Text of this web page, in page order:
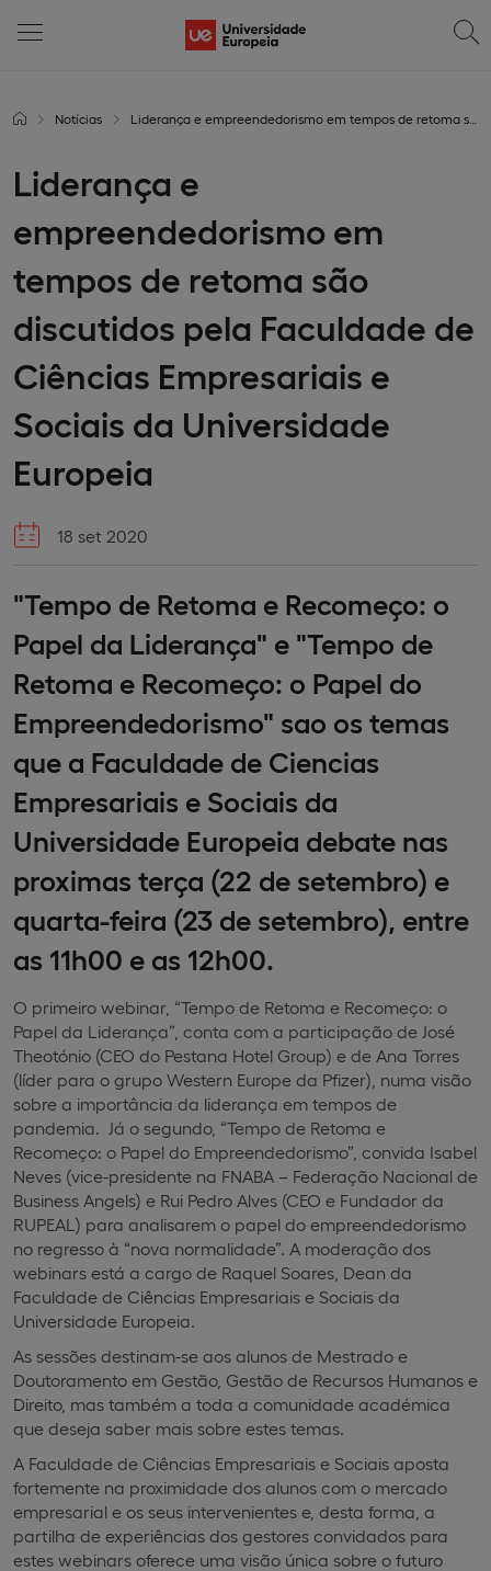
Notícias Liderança e empreendedorismo em tempos de retoma são discutidos pela Faculdade de Ciências Empresariais e Sociais da Universidade Europeia
Liderança e
empreendedorismo em
tempos de retoma são
discutidos pela Faculdade de
Ciências Empresariais e
Sociais da Universidade
Europeia
18 set 2020
"Tempo de Retoma e Recomeço: o
Papel da Liderança" e "Tempo de
Retoma e Recomeço: o Papel do
Empreendedorismo" sao os temas
que a Faculdade de Ciencias
Empresariais e Sociais da
Universidade Europeia debate nas
proximas terça (22 de setembro) e
quarta-feira (23 de setembro), entre
as 11h00 e as 12h00.
O primeiro webinar, “Tempo de Retoma e Recomeço: o
Papel da Liderança”, conta com a participação de José
Theotónio (CEO do Pestana Hotel Group) e de Ana Torres
(líder para o grupo Western Europe da Pfizer), numa visão
sobre a importância da liderança em tempos de
pandemia. Já o segundo, “Tempo de Retoma e
Recomeço: o Papel do Empreendedorismo”, convida Isabel
Neves (vice-presidente na FNABA – Federação Nacional de
Business Angels) e Rui Pedro Alves (CEO e Fundador da
RUPEAL) para analisarem o papel do empreendedorismo
no regresso à “nova normalidade”. A moderação dos
webinars está a cargo de Raquel Soares, Dean da
Faculdade de Ciências Empresariais e Sociais da
Universidade Europeia.
As sessões destinam-se aos alunos de Mestrado e
Doutoramento em Gestão, Gestão de Recursos Humanos e
Direito, mas também a toda a comunidade académica
que deseja saber mais sobre estes temas.
A Faculdade de Ciências Empresariais e Sociais aposta
fortemente na proximidade dos alunos com o mercado
empresarial e os seus intervenientes e, desta forma, a
partilha de experiências dos gestores convidados para
estes webinars oferece uma visão única sobre o futuro